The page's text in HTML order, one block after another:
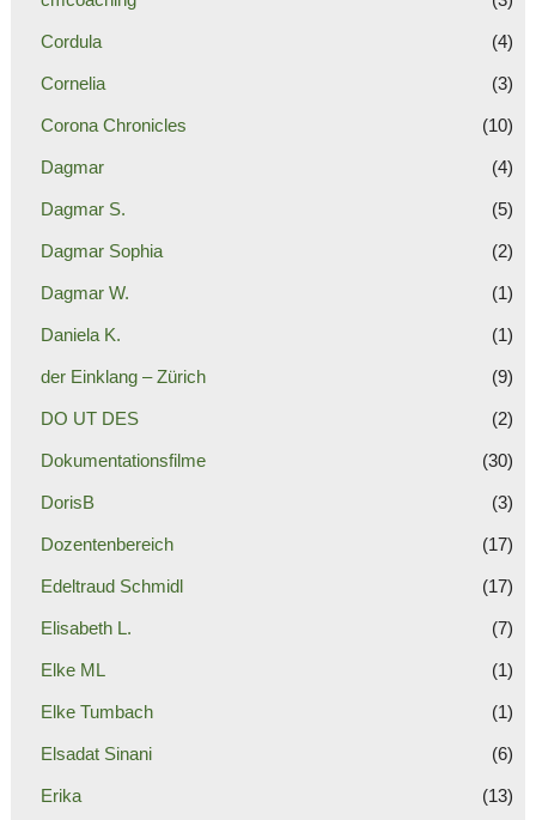
Cordula (4)
Cornelia (3)
Corona Chronicles (10)
Dagmar (4)
Dagmar S. (5)
Dagmar Sophia (2)
Dagmar W. (1)
Daniela K. (1)
der Einklang – Zürich (9)
DO UT DES (2)
Dokumentationsfilme (30)
DorisB (3)
Dozentenbereich (17)
Edeltraud Schmidl (17)
Elisabeth L. (7)
Elke ML (1)
Elke Tumbach (1)
Elsadat Sinani (6)
Erika (13)